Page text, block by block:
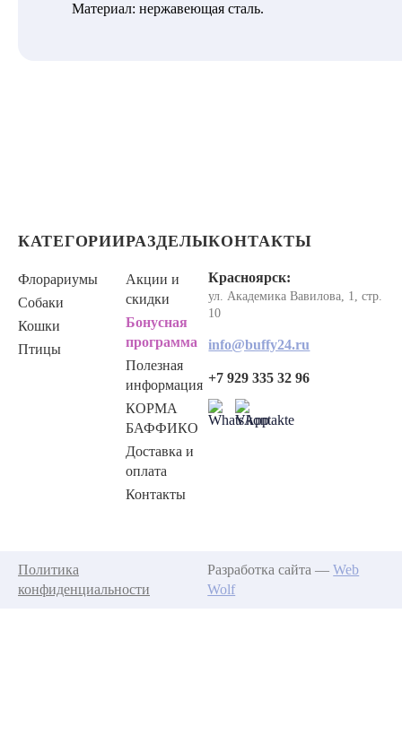
Материал: нержавеющая сталь.
КАТЕГОРИИ
Флорариумы
Собаки
Кошки
Птицы
РАЗДЕЛЫ
Акции и
скидки
Бонусная
программа
Полезная
информация
КОРМА
БАФФИКО
Доставка и
оплата
Контакты
КОНТАКТЫ
Красноярск:
ул. Академика Вавилова, 1, стр.
10
info@buffy24.ru
+7 929 335 32 96
Политика
конфиденциальности
Разработка сайта —Web
Wolf